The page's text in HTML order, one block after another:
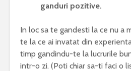
ganduri pozitive.
In loc sa te gandesti la ce nu a
te la ce ai invatat din
timp gandindu-te la lucrurile
intr-o zi. (Poti chiar sa-ti faci o